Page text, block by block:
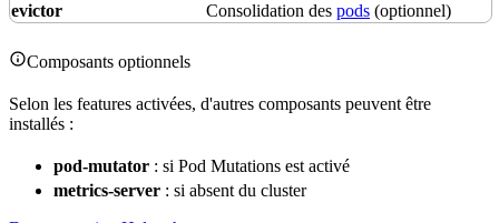
evictor
Consolidation des pods (optionnel)
Composants optionnels
Selon les features activées, d'autres composants peuvent être
installés :
pod-mutator : si Pod Mutations est activé
metrics-server : si absent du cluster